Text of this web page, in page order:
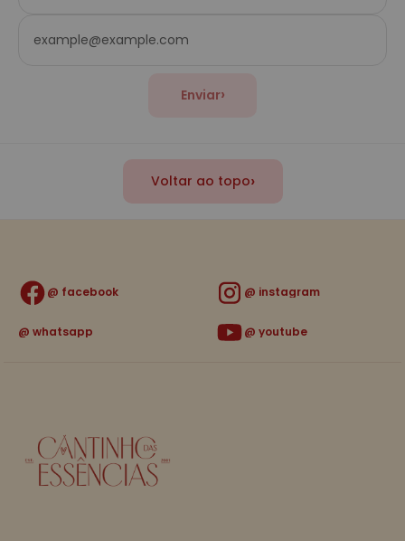
Enviar›
Voltar ao topo›
facebook instagram
whatsapp youtube